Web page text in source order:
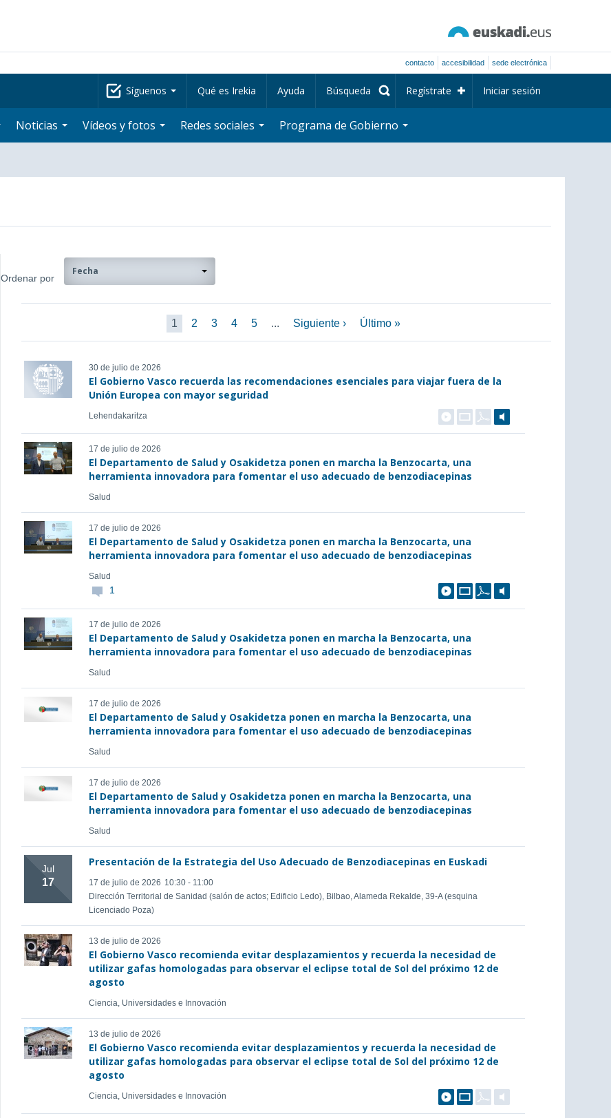
contacto accesibilidad sede electrónica
Síguenos Qué es Irekia Ayuda Búsqueda Regístrate Iniciar sesión
Noticias Vídeos y fotos Redes sociales Programa de Gobierno
Ordenar por
Fecha
1 2 3 4 5 ... Siguiente › Último »
30 de julio de 2026
El Gobierno Vasco recuerda las recomendaciones esenciales para viajar fuera de la
Unión Europea con mayor seguridad
Lehendakaritza
17 de julio de 2026
El Departamento de Salud y Osakidetza ponen en marcha la Benzocarta, una
herramienta innovadora para fomentar el uso adecuado de benzodiacepinas
Salud
17 de julio de 2026
El Departamento de Salud y Osakidetza ponen en marcha la Benzocarta, una
herramienta innovadora para fomentar el uso adecuado de benzodiacepinas
Salud
1
17 de julio de 2026
El Departamento de Salud y Osakidetza ponen en marcha la Benzocarta, una
herramienta innovadora para fomentar el uso adecuado de benzodiacepinas
Salud
17 de julio de 2026
El Departamento de Salud y Osakidetza ponen en marcha la Benzocarta, una
herramienta innovadora para fomentar el uso adecuado de benzodiacepinas
Salud
17 de julio de 2026
El Departamento de Salud y Osakidetza ponen en marcha la Benzocarta, una
herramienta innovadora para fomentar el uso adecuado de benzodiacepinas
Salud
Jul
17
Presentación de la Estrategia del Uso Adecuado de Benzodiacepinas en Euskadi
17 de julio de 2026 10:30 - 11:00
Dirección Territorial de Sanidad (salón de actos; Edificio Ledo), Bilbao, Alameda Rekalde, 39-A (esquina
Licenciado Poza)
13 de julio de 2026
El Gobierno Vasco recomienda evitar desplazamientos y recuerda la necesidad de
utilizar gafas homologadas para observar el eclipse total de Sol del próximo 12 de
agosto
Ciencia, Universidades e Innovación
13 de julio de 2026
El Gobierno Vasco recomienda evitar desplazamientos y recuerda la necesidad de
utilizar gafas homologadas para observar el eclipse total de Sol del próximo 12 de
agosto
Ciencia, Universidades e Innovación